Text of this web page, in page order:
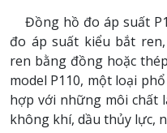
Đồng hồ đo áp suất
đo áp suất kiểu bắt
ren bằng đồng hoặc
model P110, một loại
hợp với những môi chất
không khí, dầu thủy lực,